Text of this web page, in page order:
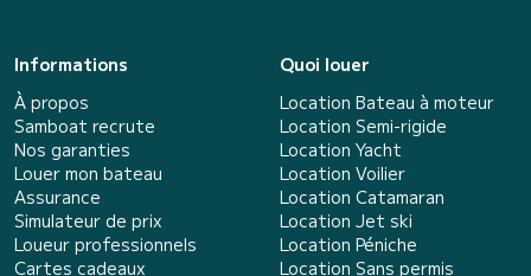
Informations
À propos
Samboat recrute
Nos garanties
Louer mon bateau
Assurance
Simulateur de prix
Loueur professionnels
Cartes cadeaux
Quoi louer
Location Bateau à moteur
Location Semi-rigide
Location Yacht
Location Voilier
Location Catamaran
Location Jet ski
Location Péniche
Location Sans permis